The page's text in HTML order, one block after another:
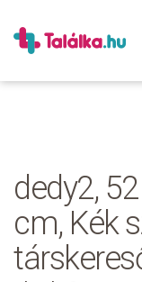
dedy2,
cm, Kék